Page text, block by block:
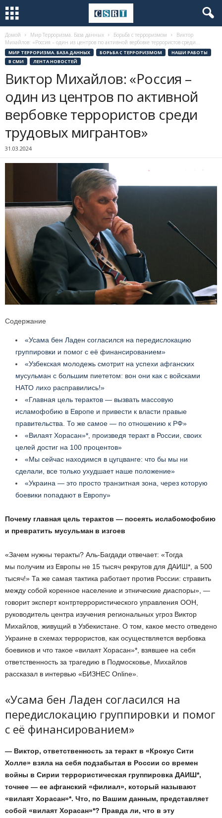
Домой Мир Терроризма. База данных Борьба с терроризмом
Виктор
Михайлов: «Россия – один из центров по активной вербовке террористов среди...
МИР ТЕРРОРИЗМА. БАЗА ДАННЫХ БОРЬБА С ТЕРРОРИЗМОМ
НАШИ РАБОТЫ
В СМИ
ЛЕНТА НОВОСТЕЙ
Виктор Михайлов: «Россия –
один из центров по активной
вербовке террористов среди
трудовых мигрантов»
31.03.2024
Содержание
«Усама бен Ладен согласился на передислокацию
группировки и помог с её финансированием»
«Узбекская молодежь смотрит на успехи афганских
мусульман с большим пиететом: вон они как с войсками
НАТО лихо расправились!»
«Главная цель терактов — вызвать массовую
исламофобию в Европе и привести к власти правые
правительства. То же самое — по отношению к РФ»
«Вилаят Хорасан»*, произведя теракт в России, своих
целей достиг на 100 процентов»
«Мы сейчас находимся в цугцванге: что бы мы ни
сделали, все только ухудшает наше положение»
«Украина — это просто транзитная зона, через которую
боевики попадают в Европу»
Почему главная цель терактов — посеять ислабомофобию
и превратить мусульман в изгоев
«Зачем нужны теракты? Аль-Багдади отвечает: «Тогда
мы получим из Европы не 15 тысяч рекрутов для ДАИШ*, а 500
тысяч!» Та же самая тактика работает против России: стравить
между собой коренное население и этнические диаспоры», —
говорит эксперт контртеррористического управления ООН,
руководитель центра изучения региональных угроз Виктор
Михайлов, живущий в Узбекистане. О том, какое место отведено
Украине в схемах террористов, как осуществляется вербовка
боевиков и что такое «вилаят Хорасан»*, взявшее на себя
ответственность за трагедию в Подмосковье, Михайлов
рассказал в интервью «БИЗНЕС Online».
«Усама бен Ладен согласился на
передислокацию группировки и помог
с её финансированием»
— Виктор, ответственность за теракт в «Крокус Сити
Холле» взяла на себя подзабытая в России со времен
войны в Сирии террористическая группировка ДАИШ*,
точнее — ее афганский «филиал», который называют
«вилаят Хорасан»*. Что, по Вашим данным, представляет
собой «вилаят Хорасан»*? Правда ли, что в эту